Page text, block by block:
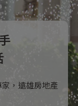
，遠雄房地產